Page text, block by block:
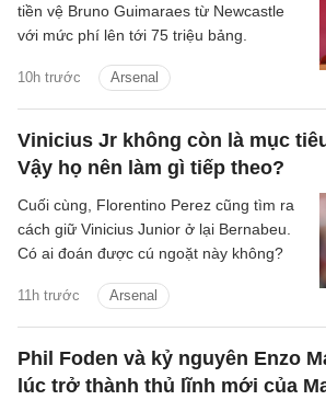
10h trước Arsenal
tiền vệ Bruno Guimaraes từ Newcastle
với mức phí lên tới 75 triệu bảng.
Vinicius Jr không còn là mục
Vậy họ nên làm gì tiếp theo?
11h trước Arsenal
Cuối cùng, Florentino Perez cũng tìm ra
cách giữ Vinicius Junior ở lại Bernabeu.
Có ai đoán được cú ngoặt này không?
Phil Foden và kỷ nguyên Enzo
lúc trở thành thủ lĩnh mới của